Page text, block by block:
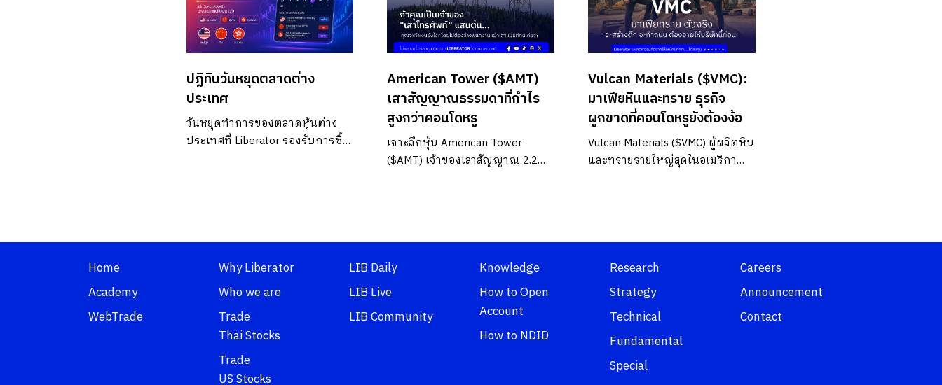
ปฏิทินวันหยุดตลาดต่าง
ประเทศ
วันหยุดทำการของตลาดหุ้นต่าง
ประเทศที่ Liberator รองรับการซื้อ
American Tower ($AMT)
เสาสัญญาณธรรมดาที่กำไร
สูงกว่าคอนโดหรู
เจาะลึกหุ้น American Tower
($AMT) เจ้าของเสาสัญญาณ 2.2
Vulcan Materials ($VMC):
มาเฟียหินและทราย ธุรกิจ
ผูกขาดที่คอนโดหรูยังต้องง้อ
Vulcan Materials ($VMC) ผู้ผลิตหิน
และทรายรายใหญ่สุดในอเมริกา
และ หุ้นต่างประเทศ กับ Liberator
Home
Academy
WebTrade
Why Liberator
Who we are
Trade
Thai Stocks
Trade
US Stocks
LIB Daily
LIB Live
LIB Community
Knowledge
How to Open
Account
How to NDID
Research
Strategy
Technical
Fundamental
Special
Careers
Announcement
Contact